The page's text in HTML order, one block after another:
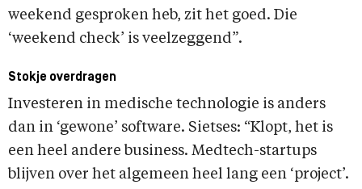
weekend gesproken heb, zit het goed. Die
‘weekend check’ is veelzeggend”.
Stokje overdragen
Investeren in medische technologie is anders
dan in ‘gewone’ software. Sietses: “Klopt, het is
een heel andere business. Medtech-startups
blijven over het algemeen heel lang een ‘project’.